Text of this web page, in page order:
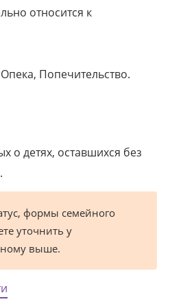
относится к
Попечительство.
о детях, оставшихся без
формы семейного
уточнить у
выше.